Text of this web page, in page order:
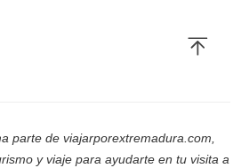
parte de viajarporextremadura.com,
y viaje para ayudarte en tu visita a